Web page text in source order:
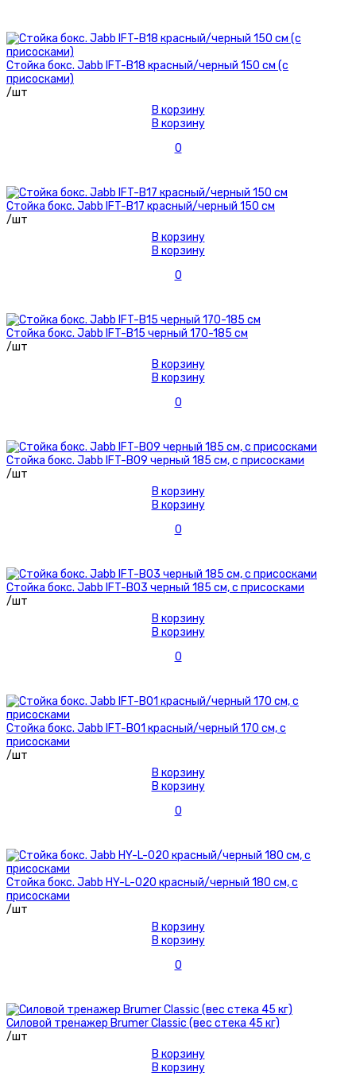
Стойка бокс. Jabb IFT-B18 красный/черный 150 см (с
присосками)
/шт
В корзину
В корзину
0
Стойка бокс. Jabb IFT-B17 красный/черный 150 см
/шт
В корзину
В корзину
0
Стойка бокс. Jabb IFT-B15 черный 170-185 см
/шт
В корзину
В корзину
0
Стойка бокс. Jabb IFT-B09 черный 185 см, с присосками
/шт
В корзину
В корзину
0
Стойка бокс. Jabb IFT-B03 черный 185 см, с присосками
/шт
В корзину
В корзину
0
Стойка бокс. Jabb IFT-B01 красный/черный 170 см, с
присосками
/шт
В корзину
В корзину
0
Стойка бокс. Jabb HY-L-020 красный/черный 180 см, с
присосками
/шт
В корзину
В корзину
0
Силовой тренажер Brumer Classic (вес стека 45 кг)
/шт
В корзину
В корзину